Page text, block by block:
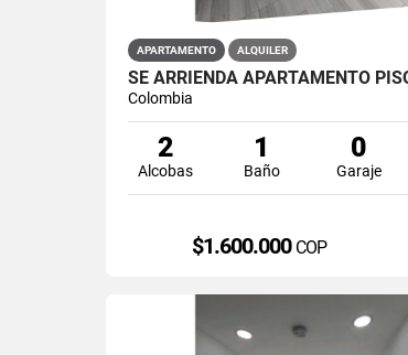
APARTAMENTO ALQUILER
Colombia
2
Alcobas
1
Baño
0
Garaje
$1.600.000 COP